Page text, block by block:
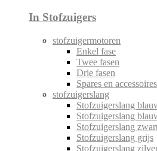
In Stofzuigers
stofzuigermotoren
Enkel fase
Twee fasen
Drie fasen
Spares en accessoires
stofzuigerslang
Stofzuigerslang
Stofzuigerslang
Stofzuigerslang
Stofzuigerslang grijs
Stofzuigerslang